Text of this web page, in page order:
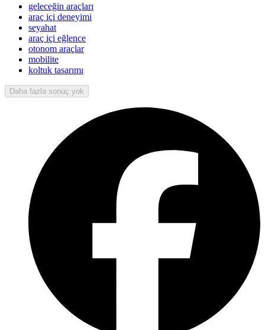
geleceğin araçları
araç içi deneyimi
seyahat
araç içi eğlence
otonom araçlar
mobilite
koltuk tasarımı
Daha fazla sonuç yok